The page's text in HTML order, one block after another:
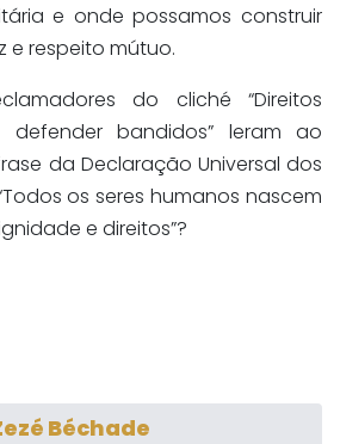
e onde possamos construir
e respeito mútuo.
do cliché “Direitos
bandidos” leram ao
da Declaração Universal dos
os seres humanos nascem
e direitos”?
Béchade